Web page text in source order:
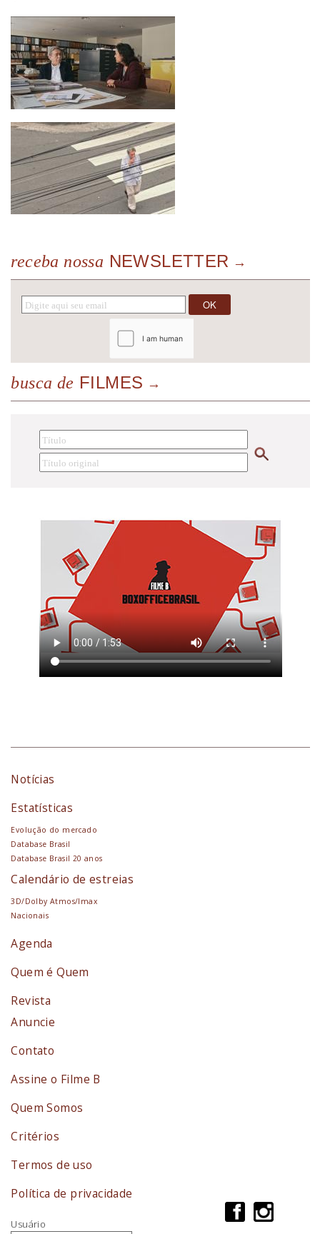
receba nossa NEWSLETTER
busca de FILMES
Notícias
Estatísticas
Evolução do mercado
Database Brasil
Database Brasil 20 anos
Calendário de estreias
3D/Dolby Atmos/Imax
Nacionais
Agenda
Quem é Quem
Revista
Anuncie
Contato
Assine o Filme B
Quem Somos
Critérios
Termos de uso
Política de privacidade
Usuário